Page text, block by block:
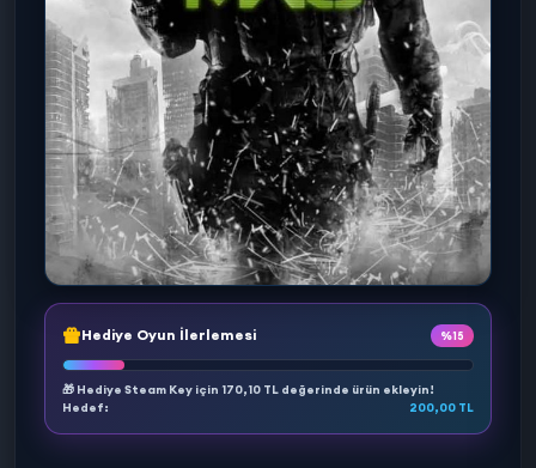
Hediye Oyun İlerlemesi %15
🎁 Hediye Steam Key için 170,10 TL değerinde ürün ekleyin!
Hedef:
200,00 TL